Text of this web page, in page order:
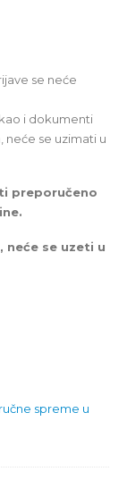
se neće
i dokumenti
neće se uzimati u
preporučeno
neće se uzeti u
spreme u